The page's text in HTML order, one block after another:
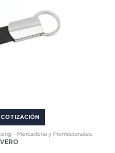
- Mercadería y Promocionales